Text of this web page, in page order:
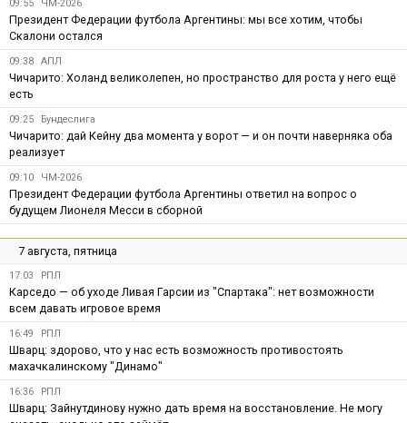
09:55 ЧМ-2026
Президент Федерации футбола Аргентины: мы все хотим, чтобы
Скалони остался
09:38 АПЛ
Чичарито: Холанд великолепен, но пространство для роста у него ещё
есть
09:25 Бундеслига
Чичарито: дай Кейну два момента у ворот — и он почти наверняка оба
реализует
09:10 ЧМ-2026
Президент Федерации футбола Аргентины ответил на вопрос о
будущем Лионеля Месси в сборной
7 августа, пятница
17:03 РПЛ
Карседо — об уходе Ливая Гарсии из "Спартака": нет возможности
всем давать игровое время
16:49 РПЛ
Шварц: здорово, что у нас есть возможность противостоять
махачкалинскому "Динамо"
16:36 РПЛ
Шварц: Зайнутдинову нужно дать время на восстановление. Не могу